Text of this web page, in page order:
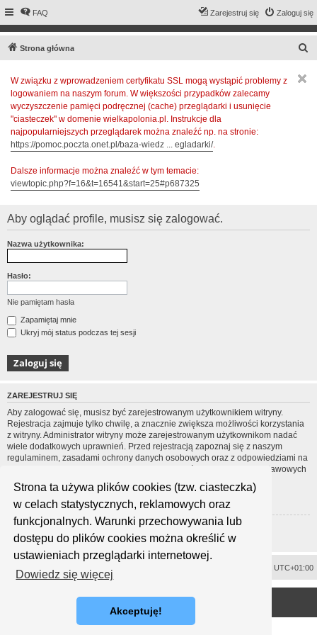
Strona ta używa plików cookies (tzw. ciasteczka)
w celach statystycznych, reklamowych oraz
funkcjonalnych. Warunki przechowywania lub
dostępu do plików cookies można określić w
ustawieniach przeglądarki internetowej.
Dowiedz się więcej
Akceptuję!
FAQ Zaloguj się
Zarejestruj się
Strona główna
W związku z wprowadzeniem certyfikatu SSL mogą wystąpić problemy z
logowaniem na naszym forum. W większości przypadków zalecamy
wyczyszczenie pamięci podręcznej (cache) przeglądarki i usunięcie
"ciasteczek" w domenie wielkapolonia.pl. Instrukcje dla
najpopularniejszych przeglądarek można znaleźć np. na stronie:
https://pomoc.poczta.onet.pl/baza-wiedz ... egladarki/.
Dalsze informacje można znaleźć w tym temacie:
viewtopic.php?f=16&t=16541&start=25#p687325
Aby oglądać profile, musisz się zalogować.
Nazwa użytkownika:
Hasło:
Nie pamiętam hasła
Zapamiętaj mnie
Ukryj mój status podczas tej sesji
ZAREJESTRUJ SIĘ
Aby zalogować się, musisz być zarejestrowanym użytkownikiem witryny.
Rejestracja zajmuje tylko chwilę, a znacznie zwiększa możliwości korzystania
z witryny. Administrator witryny może zarejestrowanym użytkownikom nadać
wiele dodatkowych uprawnień. Przed rejestracją zapoznaj się z naszym
regulaminem, zasadami ochrony danych osobowych oraz z odpowiedziami na
często zadawane pytania (FAQ), gdzie jest wyjaśnionych wiele podstawowych
zagadnień dotyczących funkcjonowania witryny.
Regulamin| Zasady ochrony danych osobowych
Zarejestruj się
UTC+01:00
Technologię dostarczaphpBB® Forum Software © phpBB Limited
Polski pakiet językowy dostarcza phpBB.pl